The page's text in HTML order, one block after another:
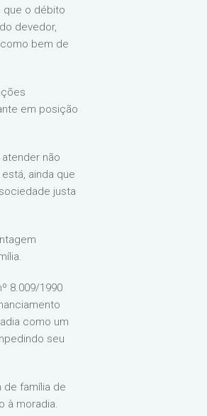
que o débito
devedor,
bem de
em posição
não
ainda que
justa
8.009/1990
como um
seu
família de
à moradia.